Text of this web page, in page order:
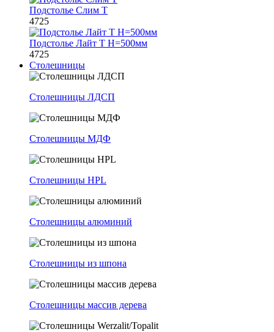
Подстолье Слим Т
4725
Подстолье Лайт Т H=500мм
4725
Столешницы
Столешницы ЛДСП
Столешницы МДФ
Столешницы HPL
Столешницы алюминий
Столешницы из шпона
Столешницы массив дерева